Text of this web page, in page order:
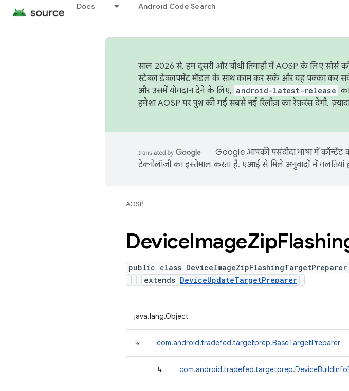
Docs Android Code Search
साल 2026 से, हम दूसरी और चौथी तिमाही में AOSP के लिए सोर्स
स्टेबल डेवलपमेंट मॉडल के साथ काम कर सकें और यह पक्का कर सकें
और उसमें योगदान देने के लिए, android-latest-release
हमेशा AOSP पर पुश की गई सबसे नई रिलीज़ का रेफ़रंस देगी.
Google आपकी पसंदीदा भाषा में
टेक्नोलॉजी का इस्तेमाल करता है. एआई से मिले अनुवादों में गलतियां
AOSP
DeviceImageZip
public class DeviceImageZipFlashingTargetPreparer
extends DeviceUpdateTargetPreparer
java.lang.Object
↳ com.android.tradefed.targetprep.BaseTargetPreparer
↳